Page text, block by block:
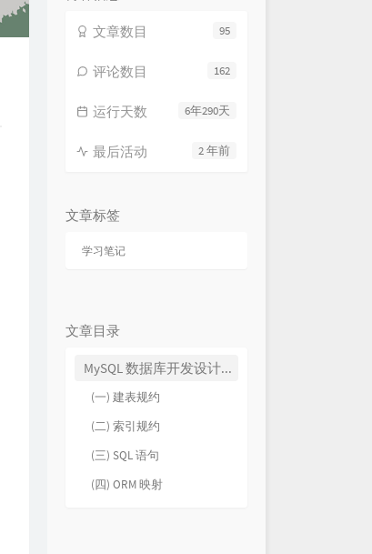
95
文章数目
162
评论数目
6年290天
运行天数
2 年前
最后活动
文章标签
学习笔记
文章目录
MySQL 数据库开发设计规范
(一) 建表规约
(二) 索引规约
(三) SQL 语句
(四) ORM 映射